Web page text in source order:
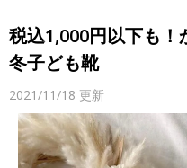
税込1,000円以下も
冬子ども靴
2021/11/18 更新